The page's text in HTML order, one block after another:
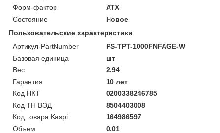
Форм-фактор
ATX
Состояние
Новое
Пользовательские характеристики
Артикул-PartNumber
PS-TPT-1000FNFAGE-W
Базовая единица
шт
Вес
2.94
Гарантия
10 лет
Код НКТ
0200338246785
Код ТН ВЭД
8504403008
Код товара Kaspi
164986597
Объём
0.01